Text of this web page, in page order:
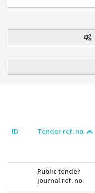
ID Tender ref. no.
Public tender
journal ref. no.